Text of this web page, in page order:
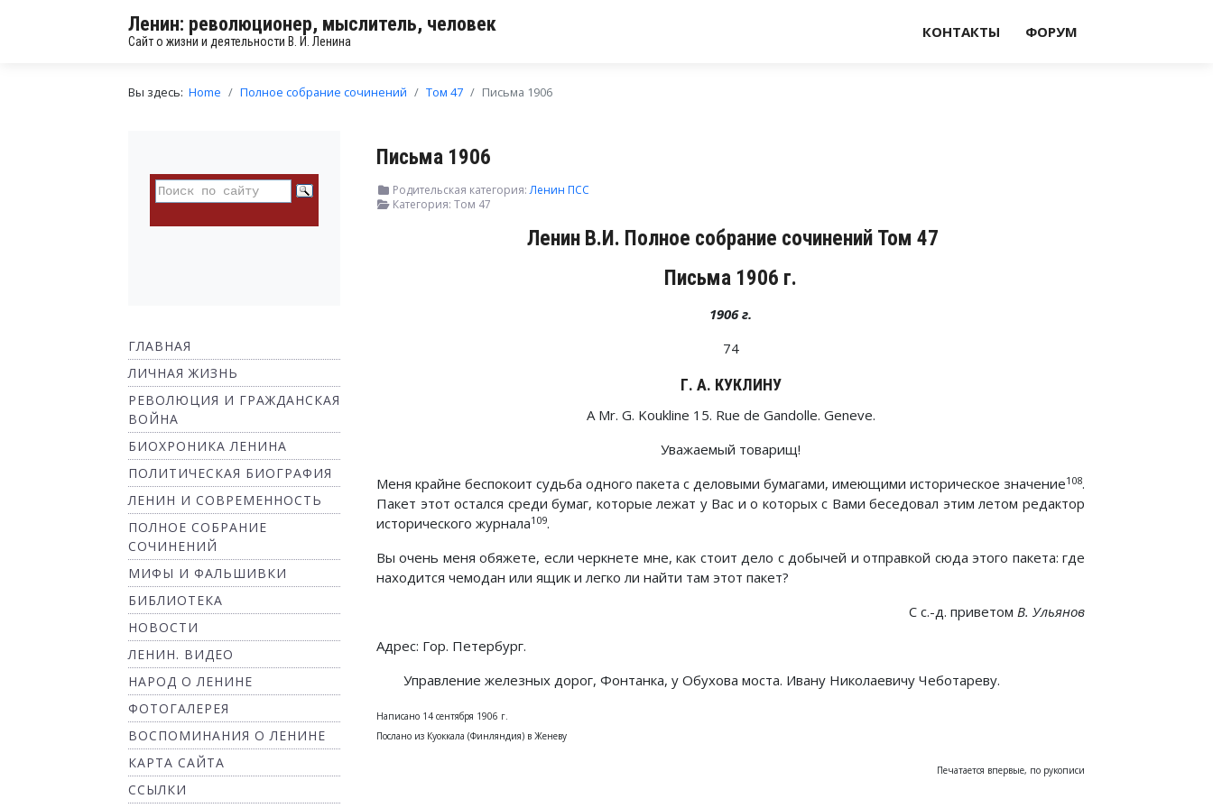
Ленин: революционер, мыслитель, человек
Сайт о жизни и деятельности В. И. Ленина
КОНТАКТЫ ФОРУМ
Вы здесь: Home Полное собрание сочинений Том 47 Письма 1906
ГЛАВНАЯ
ЛИЧНАЯ ЖИЗНЬ
РЕВОЛЮЦИЯ И ГРАЖДАНСКАЯ
ВОЙНА
БИОХРОНИКА ЛЕНИНА
ПОЛИТИЧЕСКАЯ БИОГРАФИЯ
ЛЕНИН И СОВРЕМЕННОСТЬ
ПОЛНОЕ СОБРАНИЕ
СОЧИНЕНИЙ
МИФЫ И ФАЛЬШИВКИ
БИБЛИОТЕКА
НОВОСТИ
ЛЕНИН. ВИДЕО
НАРОД О ЛЕНИНЕ
ФОТОГАЛЕРЕЯ
ВОСПОМИНАНИЯ О ЛЕНИНЕ
КАРТА САЙТА
ССЫЛКИ
Письма 1906
Родительская категория:Ленин ПСС
Категория: Том 47
Ленин В.И. Полное собрание сочинений Том 47
Письма 1906 г.
1906 г.
74
Г. А. КУКЛИНУ
A Mr. G. Koukline 15. Rue de Gandolle. Geneve.
Уважаемый товарищ!
Меня крайне беспокоит судьба одного пакета с деловыми бумагами, имеющими историческое значение108.
Пакет этот остался среди бумаг, которые лежат у Вас и о которых с Вами беседовал этим летом редактор
исторического журнала109.
Вы очень меня обяжете, если черкнете мне, как стоит дело с добычей и отправкой сюда этого пакета: где
находится чемодан или ящик и легко ли найти там этот пакет?
С с.-д. приветом В. Ульянов
Адрес: Гор. Петербург.
Управление железных дорог, Фонтанка, у Обухова моста. Ивану Николаевичу Чеботареву.
Написано 14 сентября 1906 г.
Послано из Куоккала (Финляндия) в Женеву
Печатается впервые, по рукописи